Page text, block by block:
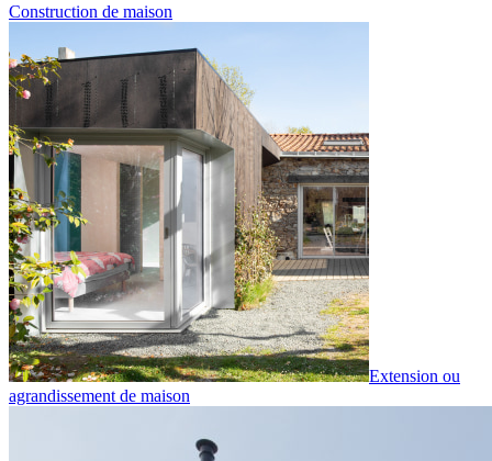
Construction de maison
Extension ou
agrandissement de maison